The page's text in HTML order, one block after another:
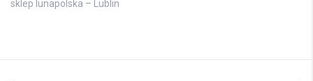
sklep lunapolska – Lublin